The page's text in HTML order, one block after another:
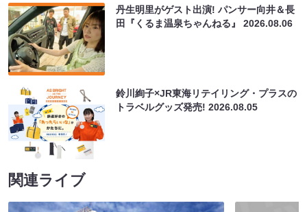
丹生明里がゲスト出演! パンサー向井＆長
田『くるま温泉ちゃんねる』2026.08.06
鈴川絢子×JR東海リテイリング・プラスの
トラベルグッズ発売!2026.08.05
関連ライブ